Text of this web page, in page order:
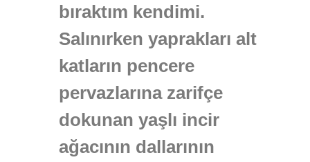
bıraktım kendimi.
Salınırken yaprakları alt
katların pencere
pervazlarına zarifçe
dokunan yaşlı incir
ağacının dallarının